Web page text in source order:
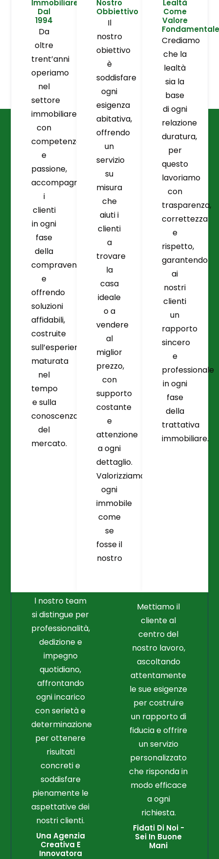
Immobiliare
Dal
1994
Da
oltre
trent’anni
operiamo
nel
settore
immobiliare
con
competenza
e
passione,
accompagnando
i
clienti
in ogni
fase
della
compravendita
e
offrendo
soluzioni
affidabili,
costruite
sull’esperienza
maturata
nel
tempo
e sulla
conoscenza
del
mercato.
Nostro
Obbiettivo
Il
nostro
obiettivo
è
soddisfare
ogni
esigenza
abitativa,
offrendo
un
servizio
su
misura
che
aiuti i
clienti
a
trovare
la
casa
ideale
o a
vendere
al
miglior
prezzo,
con
supporto
costante
e
attenzione
a ogni
dettaglio.
Valorizziamo
ogni
immobile
come
se
fosse il
nostro
Lealtà
Come
Valore
Fondamentale
Crediamo
che la
lealtà
sia la
base
di ogni
relazione
duratura,
per
questo
lavoriamo
con
trasparenza,
correttezza
e
rispetto,
garantendo
ai
nostri
clienti
un
rapporto
sincero
e
professionale
in ogni
fase
della
trattativa
immobiliare.
l nostro team
si distingue per
professionalità,
dedizione e
impegno
quotidiano,
affrontando
ogni incarico
con serietà e
determinazione
per ottenere
risultati
concreti e
soddisfare
pienamente le
aspettative dei
nostri clienti.
Una Agenzia
Creativa E
Innovatora
Mettiamo il
cliente al
centro del
nostro lavoro,
ascoltando
attentamente
le sue esigenze
per costruire
un rapporto di
fiducia e offrire
un servizio
personalizzato
che risponda in
modo efficace
a ogni
richiesta.
Fidati Di Noi -
Sei In Buone
Mani